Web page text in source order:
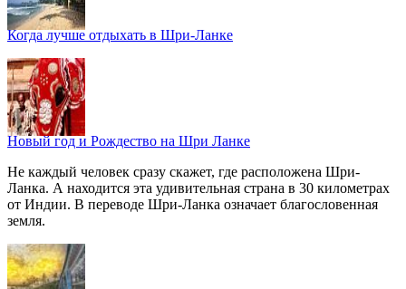
Когда лучше отдыхать в Шри-Ланке
Новый год и Рождество на Шри Ланке
Не каждый человек сразу скажет, где расположена Шри-
Ланка. А находится эта удивительная страна в 30 километрах
от Индии. В переводе Шри-Ланка означает благословенная
земля.